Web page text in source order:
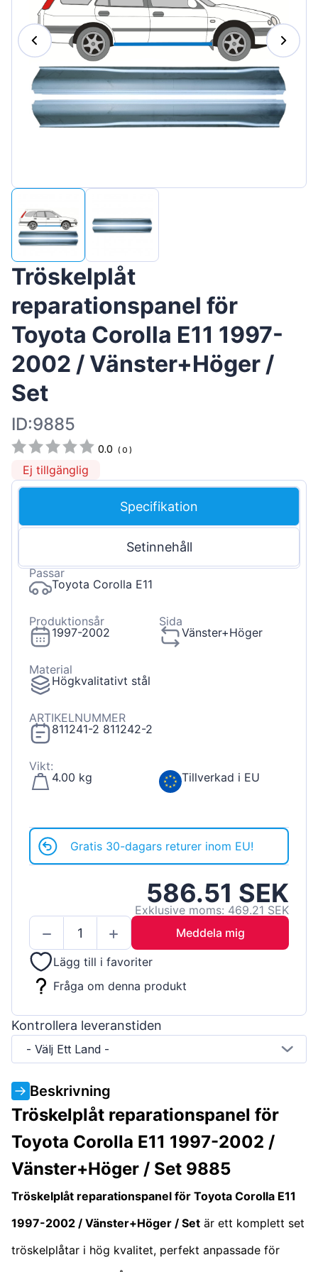
Magyar
Lietuvių
Português
Slovenian
Latvian
Tröskelplåt
reparationspanel för
Toyota Corolla E11 1997-
2002 / Vänster+Höger /
Set
ID:9885
0.0 (0 )
Ej tillgänglig
Specifikation
Setinnehåll
Passar
Toyota Corolla E11
Produktionsår
1997-2002
Sida
Vänster+Höger
Material
Högkvalitativt stål
ARTIKELNUMMER
811241-2 811242-2
Vikt:
4.00 kg
Tillverkad i EU
Gratis 30-dagars returer inom EU!
586.51 SEK
Exklusive moms: 469.21 SEK
Meddela mig
Lägg till i favoriter
Fråga om denna produkt
Kontrollera leveranstiden
- Välj Ett Land -
Beskrivning
Tröskelplåt reparationspanel för
Toyota Corolla E11 1997-2002 /
Vänster+Höger / Set 9885
Tröskelplåt reparationspanel för Toyota Corolla E11
1997-2002 / Vänster+Höger / Set är ett komplett set
tröskelplåtar i hög kvalitet, perfekt anpassade för